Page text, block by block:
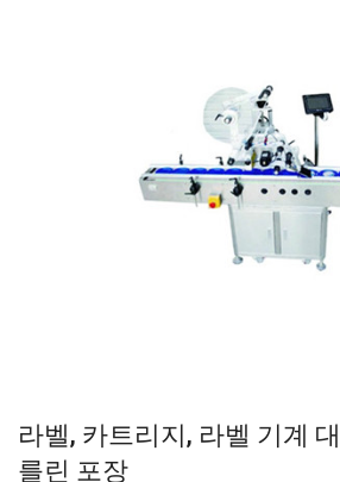
라벨, 카트리지, 라벨 기계
를린 포장